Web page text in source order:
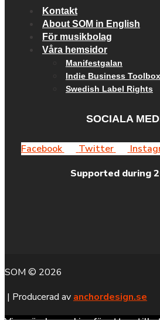
Kontakt
About SOM in English
För musikbolag
Våra hemsidor
Manifestgalan
Indie Business Toolbox
Swedish Label Rights
SOCIALA
Facebook Twitter
Supported during
SOM © 2026
| Producerad av anchordesign.se
Vi använder cookies för att se till